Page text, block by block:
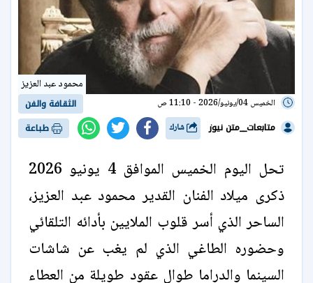
محمود عبد العزيز
الخميس 04/يونيو/2026 - 11:10 ص
الثقافة والفن
متابعات__متن نيوز
طباعة
تحل اليوم الخميس الموافق 4 يونيو 2026
ذكرى ميلاد الفنان القدير محمود عبد العزيز،
الساحر الذي أسر قلوب الملايين بأدائه التلقائي
وحضوره الطاغي الذي لم يغب عن شاشات
السينما والدراما طوال عقود طويلة من العطاء